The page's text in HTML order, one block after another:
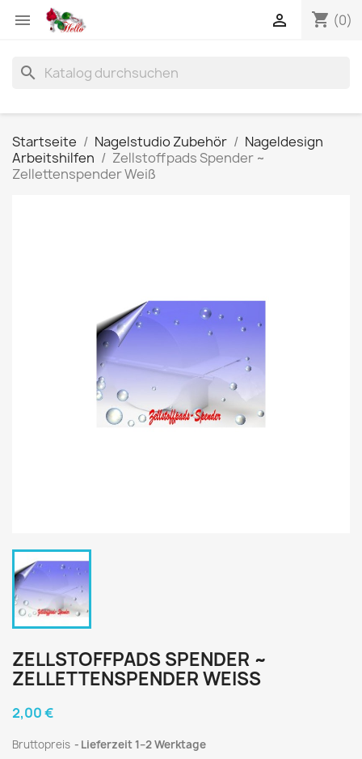
 shopping_cart (0)

search
Startseite Nagelstudio Zubehör
Nageldesign
Arbeitshilfen
Zellstoffpads Spender ~
Zellettenspender Weiß
ZELLSTOFFPADS SPENDER ~
ZELLETTENSPENDER WEISS
2,00 €
Bruttopreis Lieferzeit 1–2 Werktage